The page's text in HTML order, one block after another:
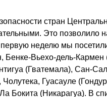
стран
Это позволило
неделю мы
Бенке-Вьехо-дель-
(Гватемала), Сан-
Чолутека, Гуасауле
Бокита (Никарагуа). В